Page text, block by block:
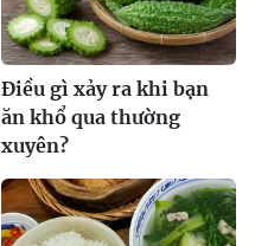
Điều gì xảy ra khi bạn
ăn khổ qua thường
xuyên?